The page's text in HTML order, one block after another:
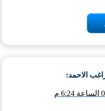
الاحمد:
م